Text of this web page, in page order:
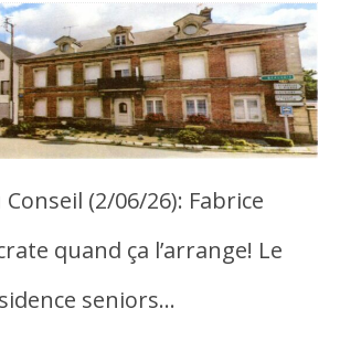
(2/06/26): Fabrice
quand ça l’arrange! Le
seniors…